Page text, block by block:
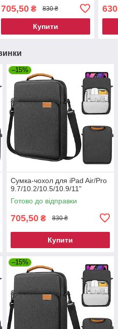
705,50₴ 830 ₴
Купити
–15%
Сумка-чохол для iPad Air/Pro
9.7/10.2/10.5/10.9/11"
Готово до відправки
705,50 ₴ 830 ₴
Купити
–15%